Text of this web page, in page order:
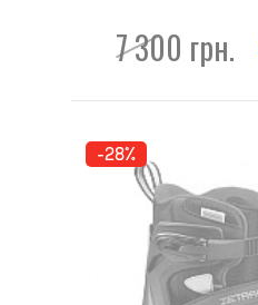
7 300 грн.
-28%